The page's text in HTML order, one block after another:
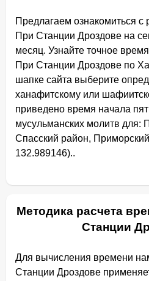
Предлагаем ознакомиться с
При Станции Дроздове на
месяц. Узнайте точное
При Станции Дроздове по
шапке сайта выберите
ханафитскому или
приведено время начала
мусульманских молитв для:
Спасский район,
132.989146)..
Методика расчета
Станции
Для вычисления времени
Станции Дроздове